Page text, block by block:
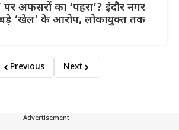
पर अफसरों का ‘पहरा’? इंदौर नगर
‘खेल’ के आरोप, लोकायुक्त तक
Previous Next
---Advertisement---